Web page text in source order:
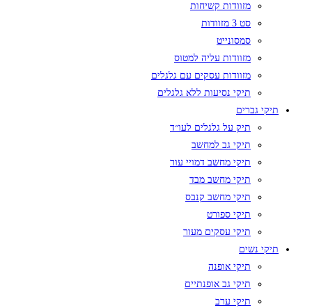
מזוודות קשיחות
סט 3 מזוודות
סמסונייט
מזוודות עליה למטוס
מזוודות עסקים עם גלגלים
תיקי נסיעות ללא גלגלים
תיקי גברים
תיק על גלגלים לעו״ד
תיקי גב למחשב
תיקי מחשב דמויי עור
תיקי מחשב מבד
תיקי מחשב קנבס
תיקי ספורט
תיקי עסקים מעור
תיקי נשים
תיקי אופנה
תיקי גב אופנתיים
תיקי ערב